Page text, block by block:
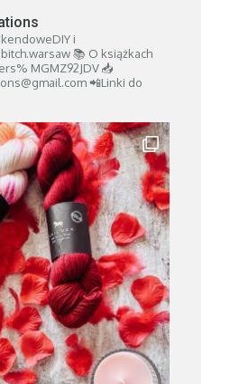
i
📚 O książkach
MGMZ92JDV📥
📲Linki do